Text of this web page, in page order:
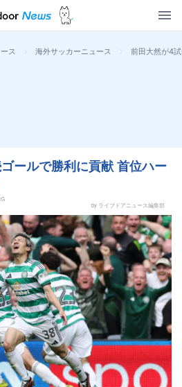
ス > 海外サッカーニュース > 前田大然が4
ールで勝利に貢献 首位ハー
by ライブドアニュース編集部